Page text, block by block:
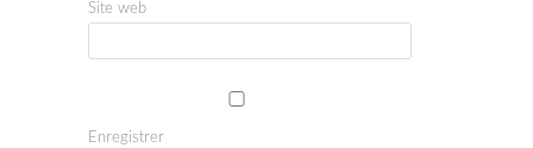
Site web
Enregistrer